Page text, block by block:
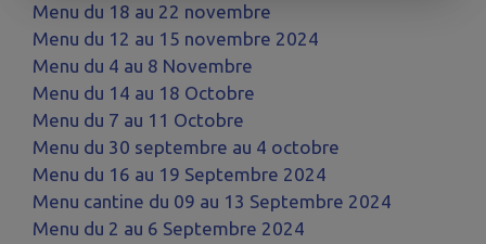
Menu du 18 au 22 novembre
Menu du 12 au 15 novembre 2024
Menu du 4 au 8 Novembre
Menu du 14 au 18 Octobre
Menu du 7 au 11 Octobre
Menu du 30 septembre au 4 octobre
Menu du 16 au 19 Septembre 2024
Menu cantine du 09 au 13 Septembre 2024
Menu du 2 au 6 Septembre 2024